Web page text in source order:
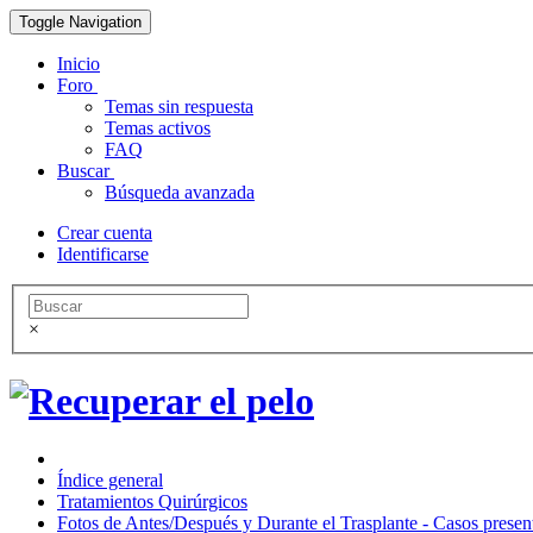
Toggle Navigation
Inicio
Foro
Temas sin respuesta
Temas activos
FAQ
Buscar
Búsqueda avanzada
Crear cuenta
Identificarse
×
Índice general
Tratamientos Quirúrgicos
Fotos de Antes/Después y Durante el Trasplante - Casos